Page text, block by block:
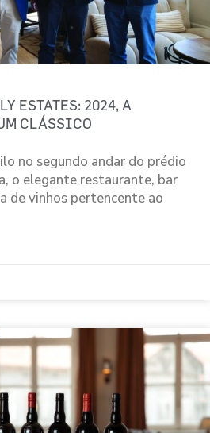
ESTATES: 2024, A
CLÁSSICO
no segundo andar do prédio
o elegante restaurante, bar
de vinhos pertencente ao